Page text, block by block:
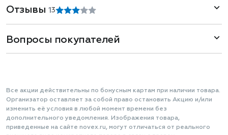
Отзывы1 3
Вопросы покупателей
Все акции действительны по бонусным картам при наличии товара.
Организатор оставляет за собой право остановить Акцию и/или
изменить её условия в любой момент времени без
дополнительного уведомления. Изображения товара,
приведенные на сайте novex.ru, могут отличаться от реального